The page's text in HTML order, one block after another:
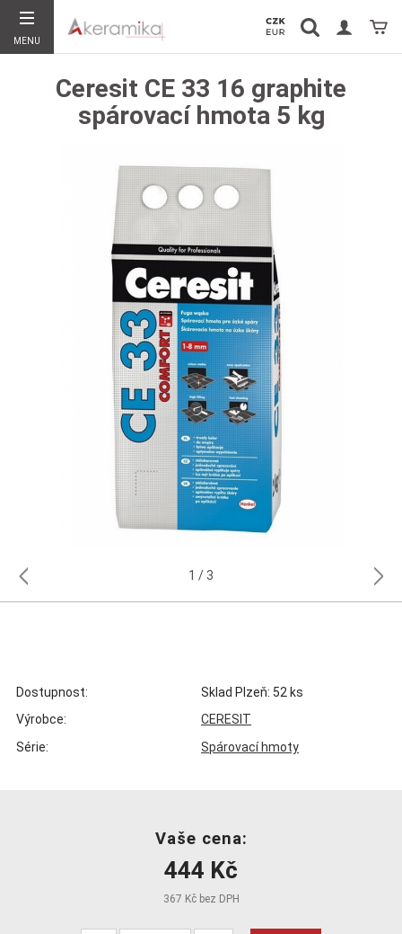
MENU
Vyhledávání Košík
Ceresit CE 33 16 graphite
spárovací hmota 5 kg
1 3
Dostupnost:
Sklad Plzeň: 52 ks
Výrobce:
CERESIT
Série:
Spárovací hmoty
Vaše cena:
444 Kč
367 Kč bez DPH